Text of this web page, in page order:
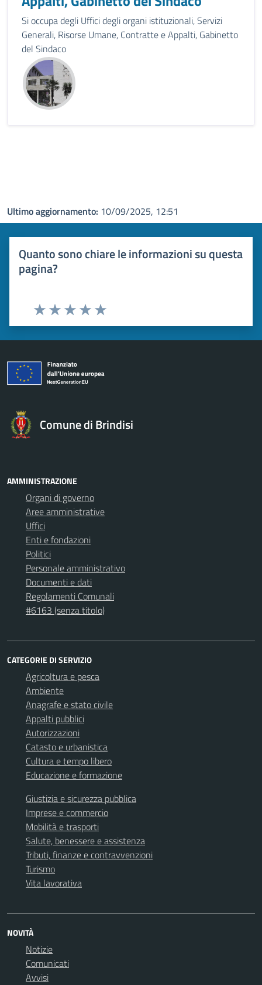
Si occupa degli Uffici degli organi istituzionali, Servizi
Generali, Risorse Umane, Contratte e Appalti, Gabinetto
del Sindaco
Ultimo aggiornamento: 10/09/2025, 12:51
Quanto sono chiare le informazioni su questa
pagina?
Valuta 5 stelle su 5
Valuta 4 stelle su 5
Valuta 3 stelle su 5
Valuta 2 stelle su 5
Valuta 1 stelle su 5
Comune di Brindisi
AMMINISTRAZIONE
Organi di governo
Aree amministrative
Uffici
Enti e fondazioni
Politici
Personale amministrativo
Documenti e dati
Regolamenti Comunali
#6163 (senza titolo)
CATEGORIE DI SERVIZIO
Agricoltura e pesca
Ambiente
Anagrafe e stato civile
Appalti pubblici
Autorizzazioni
Catasto e urbanistica
Cultura e tempo libero
Educazione e formazione
Giustizia e sicurezza pubblica
Imprese e commercio
Mobilità e trasporti
Salute, benessere e assistenza
Tributi, finanze e contravvenzioni
Turismo
Vita lavorativa
NOVITÀ
Notizie
Comunicati
Avvisi